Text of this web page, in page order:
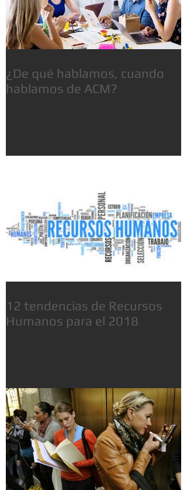
¿De qué hablamos, cuando
hablamos de ACM?
12 tendencias de Recursos
Humanos para el 2018